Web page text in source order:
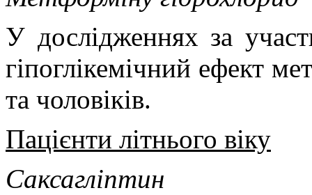
У дослідженнях за
гіпоглікемічний ефект
та чоловіків.
Пацієнти літнього віку
Саксагліптин